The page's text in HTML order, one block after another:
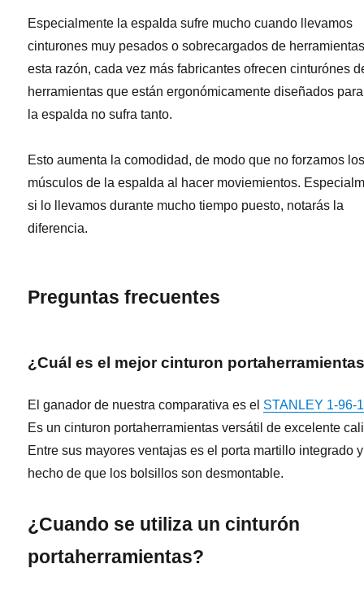
Especialmente la espalda sufre mucho cuando llevamos
cinturones muy pesados o sobrecargados de
esta razón, cada vez más fabricantes ofrecen cinturónes
herramientas que están ergonómicamente diseñados
la espalda no sufra tanto.
Esto aumenta la comodidad, de modo que no forzamos
músculos de la espalda al hacer moviemientos.
si lo llevamos durante mucho tiempo puesto, notarás la
diferencia.
Preguntas frecuentes
¿Cuál es el mejor cinturon
El ganador de nuestra comparativa es el STANLEY 1-96-
Es un cinturon portaherramientas versátil de excelente
Entre sus mayores ventajas es el porta martillo integrado
hecho de que los bolsillos son desmontable.
¿Cuando se utiliza un cinturón
portaherramientas?